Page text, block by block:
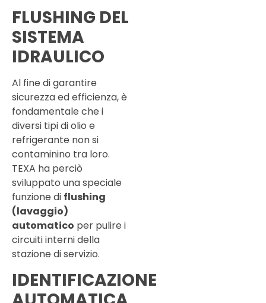
FLUSHING DEL
SISTEMA
IDRAULICO
Al fine di garantire
sicurezza ed efficienza, è
fondamentale che i
diversi tipi di olio e
refrigerante non si
contaminino tra loro.
TEXA ha perciò
sviluppato una speciale
funzione di flushing
(lavaggio)
automatico per pulire i
circuiti interni della
stazione di servizio.
IDENTIFICAZIONE